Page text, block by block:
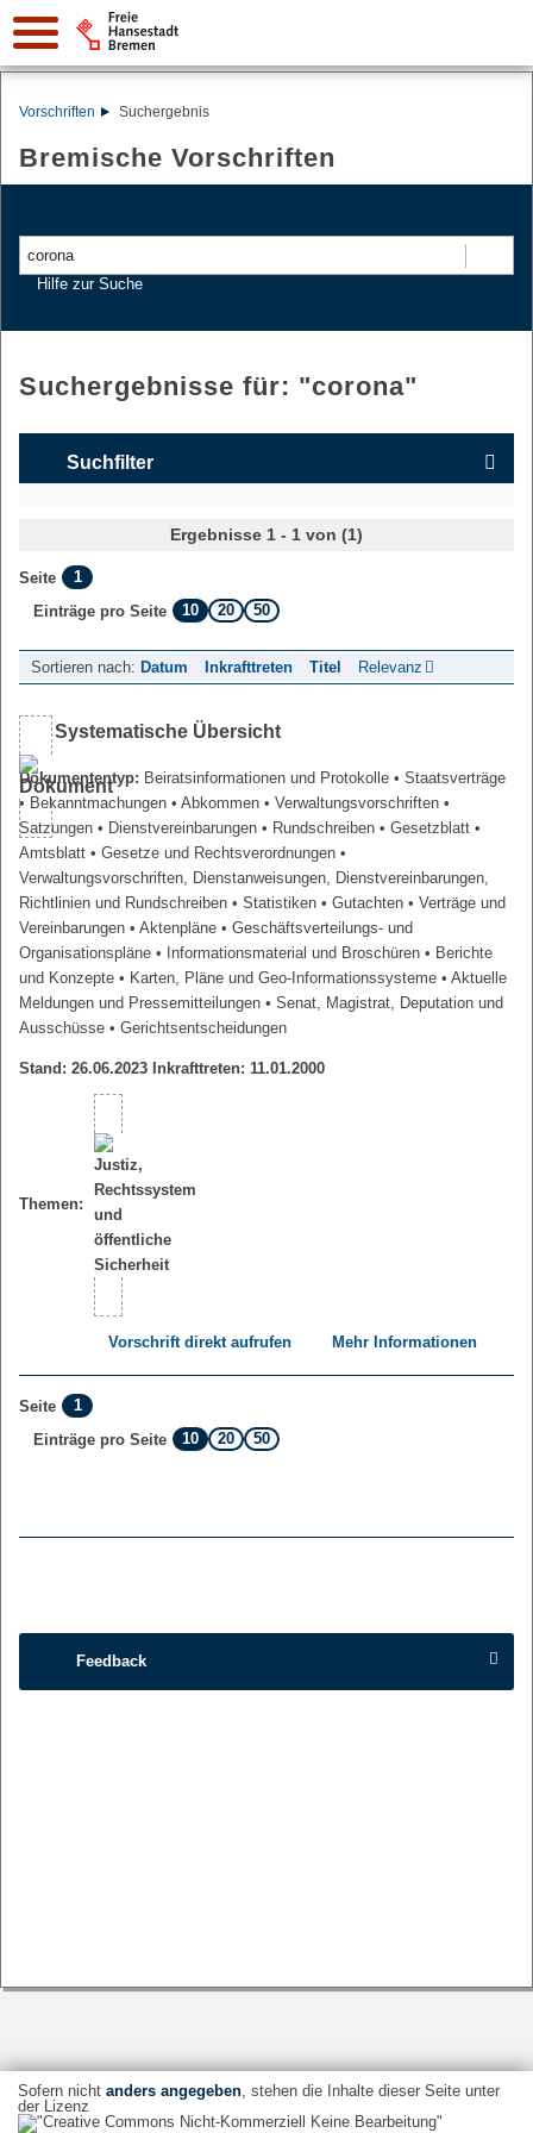
Vorschriften Suchergebnis
Bremische Vorschriften
Hilfe zur Suche
Suchergebnisse für: "corona"
Suchfilter
Ergebnisse 1 - 1 von (1)
Seite
1
Einträge pro Seite
10 20 50
Sortieren nach: Datum Inkrafttreten Titel Relevanz
Systematische Übersicht
Dokumententyp: Beiratsinformationen und Protokolle • Staatsverträge
• Bekanntmachungen • Abkommen • Verwaltungsvorschriften •
Satzungen • Dienstvereinbarungen • Rundschreiben • Gesetzblatt •
Amtsblatt • Gesetze und Rechtsverordnungen •
Verwaltungsvorschriften, Dienstanweisungen, Dienstvereinbarungen,
Richtlinien und Rundschreiben • Statistiken • Gutachten • Verträge und
Vereinbarungen • Aktenpläne • Geschäftsverteilungs- und
Organisationspläne • Informationsmaterial und Broschüren • Berichte
und Konzepte • Karten, Pläne und Geo-Informationssysteme • Aktuelle
Meldungen und Pressemitteilungen • Senat, Magistrat, Deputation und
Ausschüsse • Gerichtsentscheidungen
Stand: 26.06.2023 Inkrafttreten: 11.01.2000
Themen:
Vorschrift direkt aufrufen Mehr Informationen
Seite
1
Einträge pro Seite
10 20 50
Feedback
Sofern nicht anders angegeben, stehen die Inhalte dieser Seite unter
der Lizenz